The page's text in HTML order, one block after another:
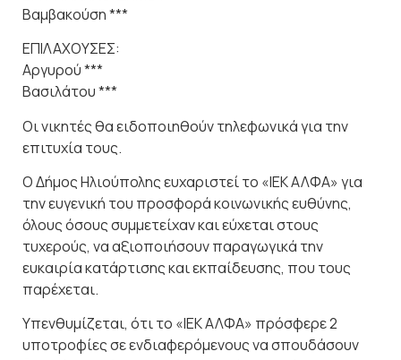
Βαμβακούση ***
ΕΠΙΛΑΧΟΥΣΕΣ:
Αργυρού ***
Βασιλάτου ***
Οι νικητές θα ειδοποιηθούν τηλεφωνικά για την
επιτυχία τους.
Ο Δήμος Ηλιούπολης ευχαριστεί το «ΙΕΚ ΑΛΦΑ» για
την ευγενική του προσφορά κοινωνικής ευθύνης,
όλους όσους συμμετείχαν και εύχεται στους
τυχερούς, να αξιοποιήσουν παραγωγικά την
ευκαιρία κατάρτισης και εκπαίδευσης, που τους
παρέχεται.
Υπενθυμίζεται, ότι το «ΙΕΚ ΑΛΦΑ» πρόσφερε 2
υποτροφίες σε ενδιαφερόμενους να σπουδάσουν